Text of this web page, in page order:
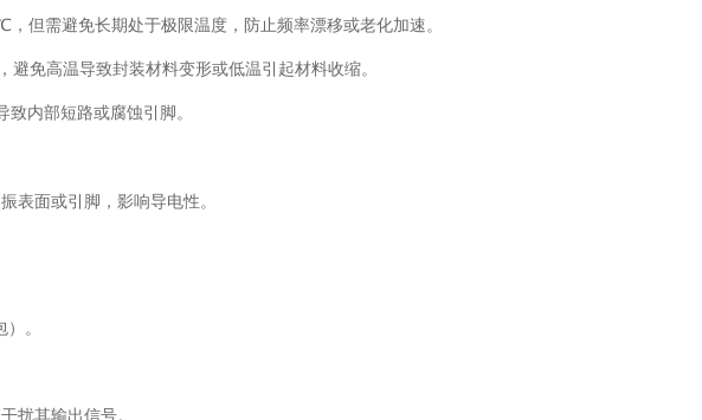
但需避免长期处于极限温度，防止频率漂移或老化加速。
免高温导致封装材料变形或低温引起材料收缩。
致内部短路或腐蚀引脚。
表面或引脚，影响导电性。
。
扰其输出信号。